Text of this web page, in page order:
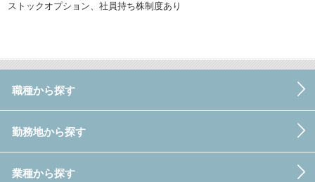
ストックオプション、社員持ち株制度あり
職種から探す
勤務地から探す
業種から探す